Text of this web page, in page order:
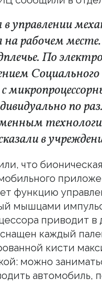
управлении
на рабочем
По
по
в
что
функцию
мышцами
приводит
каждый
кисти
можно
автомобиль,